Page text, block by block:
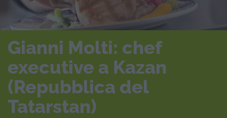
Gianni Molti: chef
executive a Kazan
(Repubblica del
Tatarstan)